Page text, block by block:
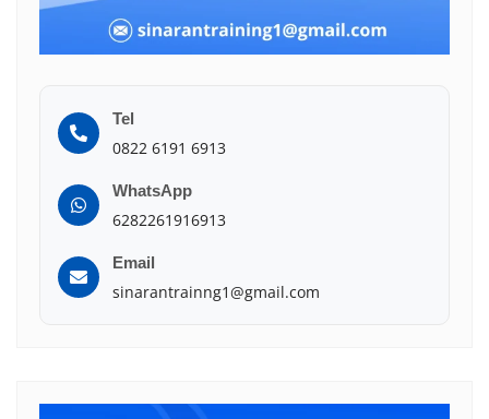
Tel
0822 6191 6913
WhatsApp
6282261916913
Email
sinarantrainng1@gmail.com